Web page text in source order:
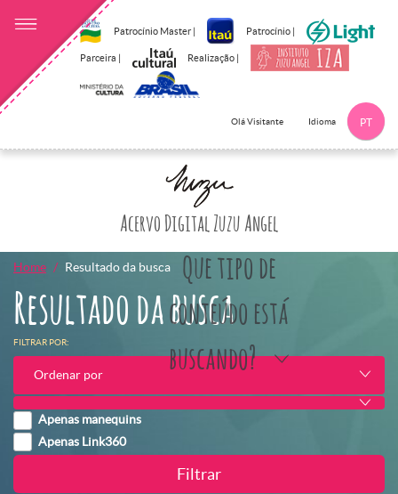
Patrocínio Master | Patrocínio |
Parceira | Realização |
Olá Visitante Idioma PT
Acervo Digital Zuzu Angel
Que tipo de
conteúdo está
buscando?
Home Resultado da busca
Resultado da busca
FILTRAR POR:
Ordenar por
Apenas manequins
Apenas Link360